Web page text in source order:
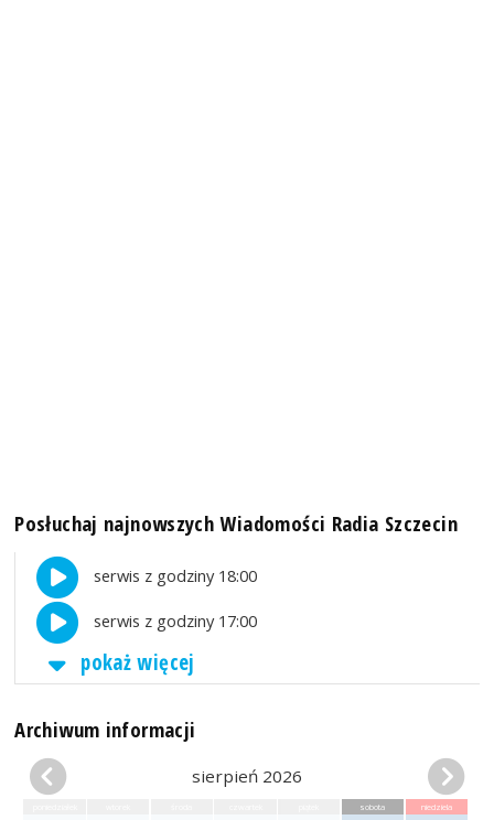
Posłuchaj najnowszych Wiadomości Radia Szczecin
serwis z godziny 18:00
serwis z godziny 17:00
pokaż więcej
Archiwum informacji
sierpień 2026
sobota niedziela